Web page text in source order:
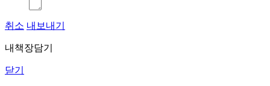
취소 내보내기
내책장담기
닫기